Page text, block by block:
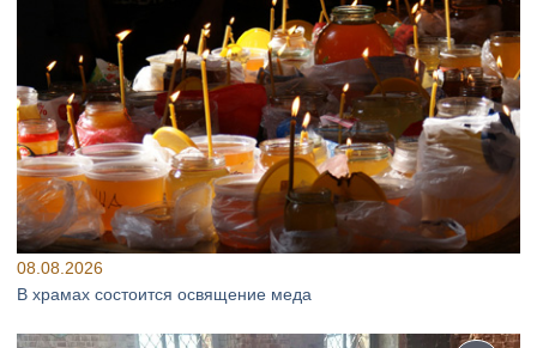
08.08.2026
В храмах состоится освящение меда